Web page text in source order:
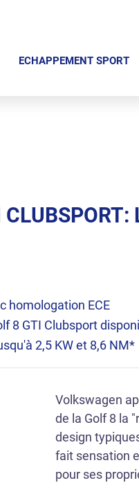
n
ECHAPPEMENT SPORT
homologation ECE
8 GTI Clubsport
2,5 KW et 8,6 NM*
Volkswagen
de la Golf 8 la
design
fait sensation
pour ses